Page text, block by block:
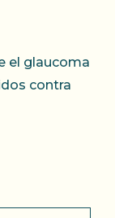
el glaucoma
contra